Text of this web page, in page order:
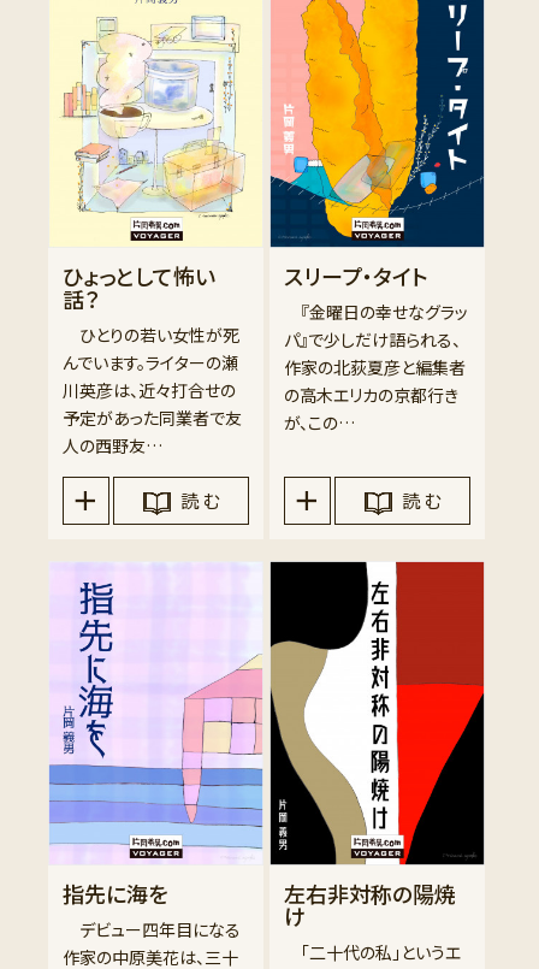
ひょっとして怖い
話？
ひとりの若い女性が死
んでいます。ライターの瀬
川英彦は、近々打合せの
予定があった同業者で友
人の西野友…
読 む
スリープ・タイト
『金曜日の幸せなグラッ
パ』で少しだけ語られる、
作家の北荻夏彦と編集者
の高木エリカの京都行き
が、この…
読 む
指先に海を
デビュー四年目になる
作家の中原美花は、三十
左右非対称の陽焼
け
「二十代の私」というエ